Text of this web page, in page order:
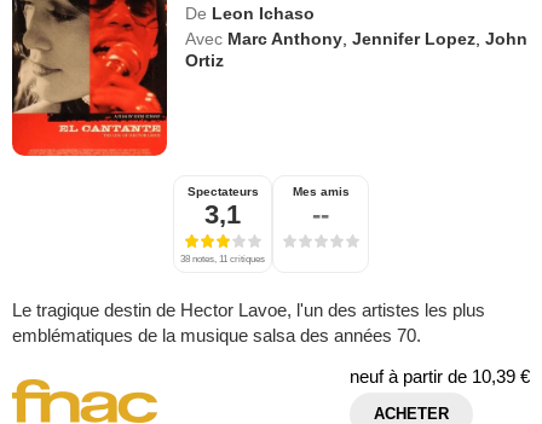
De Leon Ichaso
Avec Marc Anthony ,Jennifer Lopez ,John
Ortiz
Spectateurs
3,1
38 notes, 11 critiques
Mes amis
--
Le tragique destin de Hector Lavoe, l'un des artistes les plus
emblématiques de la musique salsa des années 70.
neuf à partir de 10,39 €
ACHETER